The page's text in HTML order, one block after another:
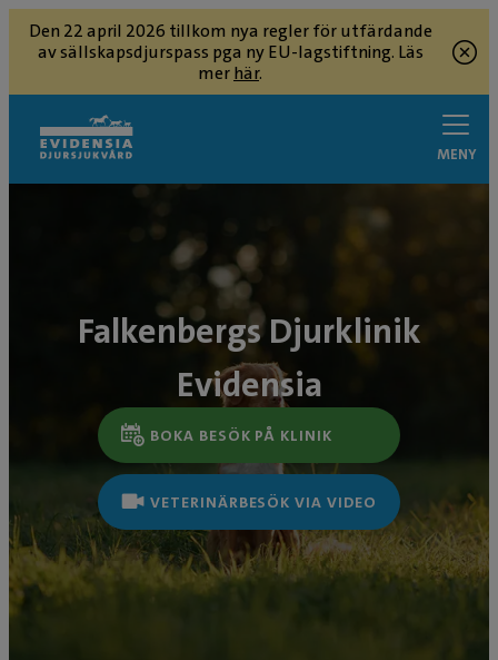
Den 22 april 2026 tillkom nya regler för utfärdande
av sällskapsdjurspass pga ny EU-lagstiftning. Läs
merhär.
MENY
Falkenbergs Djurklinik
Evidensia
BOKA BESÖK PÅ KLINIK
VETERINÄRBESÖK VIA VIDEO